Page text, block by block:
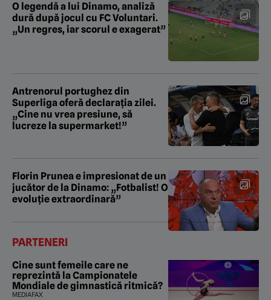
O legendă a lui Dinamo, analiză
dură după jocul cu FC Voluntari.
„Un regres, iar scorul e exagerat”
Antrenorul portughez din
Superliga oferă declarația zilei.
„Cine nu vrea presiune, să
lucreze la supermarket!”
Florin Prunea e impresionat de un
jucător de la Dinamo: „Fotbalist! O
evoluție extraordinară”
PARTENERI
Cine sunt femeile care ne
reprezintă la Campionatele
Mondiale de gimnastică ritmică?
MEDIAFAX